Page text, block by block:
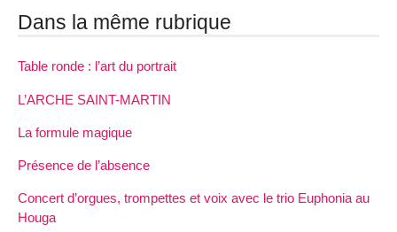
Dans la même rubrique
Table ronde : l’art du portrait
L’ARCHE SAINT-MARTIN
La formule magique
Présence de l’absence
Concert d’orgues, trompettes et voix avec le trio Euphonia au
Houga